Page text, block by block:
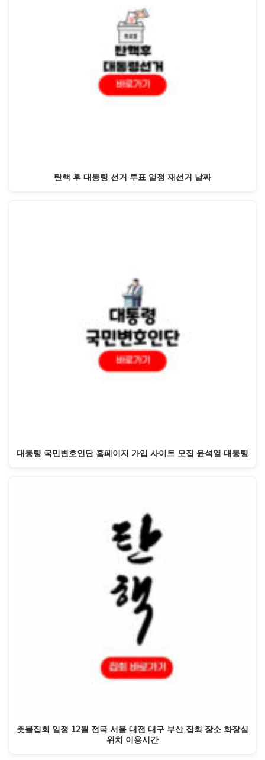
탄핵 후 대통령 선거 투표 일정 재선거 날짜
대통령 국민변호인단 홈페이지 가입 사이트 모집 윤석열 대통령
촛불집회 일정 12월 전국 서울 대전 대구 부산 집회 장소 화장실
위치 이용시간